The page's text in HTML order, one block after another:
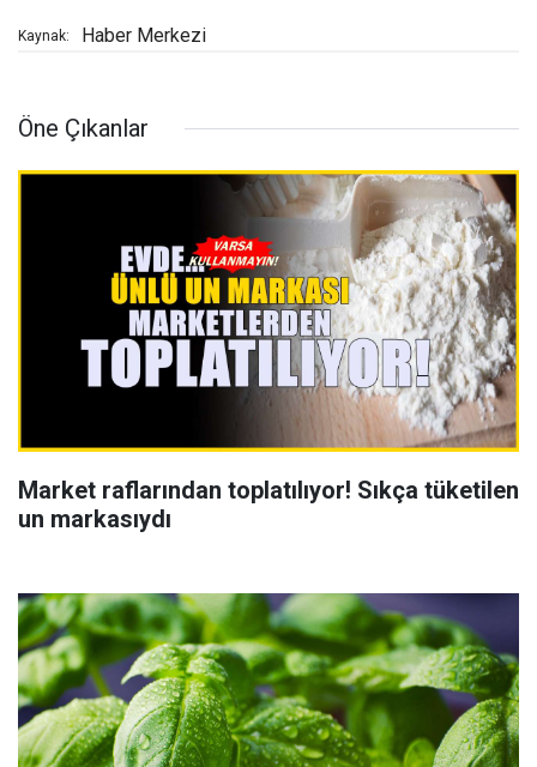
Kaynak: Haber Merkezi
Öne Çıkanlar
Market raflarından toplatılıyor! Sıkça tüketilen
un markasıydı